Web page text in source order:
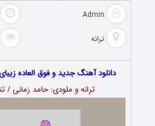
Admin
ترانه
دانلود آهنگ جدید و فوق العاده
ترانه و ملودی: حامد زمانی /